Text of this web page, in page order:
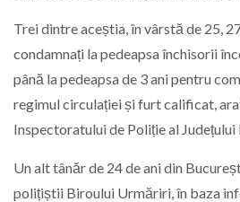
Trei dintre aceștia, în vârstă de 25,
condamnați la pedeapsa închisorii
până la pedeapsa de 3 ani pentru
regimul circulației și furt calificat,
Inspectoratului de Poliție al
Un alt tânăr de 24 de ani din
polițiștii Biroului Urmăriri, în baza